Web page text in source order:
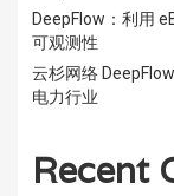
DeepFlow：利用
可观测性
云杉网络
电力行业
Recent